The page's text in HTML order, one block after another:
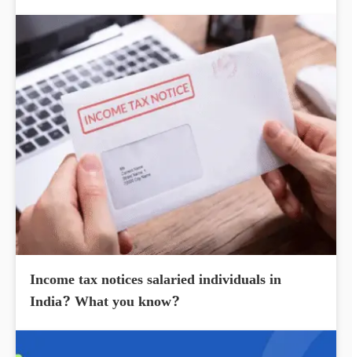
Income tax notices salaried individuals in
India? What you know?